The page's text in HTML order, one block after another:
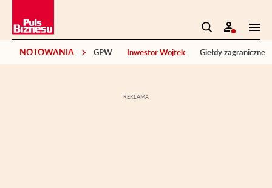
NOTOWANIA GPW Inwestor Wojtek Giełdy zagraniczne